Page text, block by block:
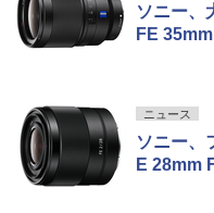
ソニー、
FE 35mm
ニュース
ソニー、
E 28mm